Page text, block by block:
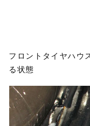
フロントタイヤハウ
る状態